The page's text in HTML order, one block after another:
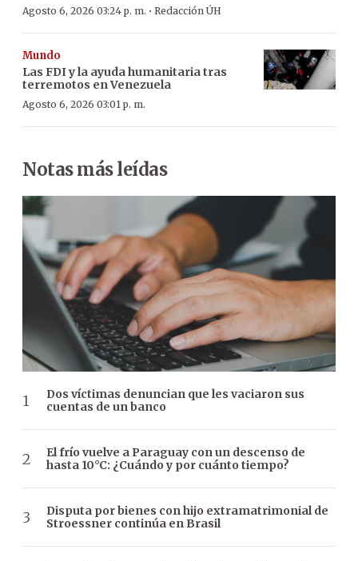
Agosto 6, 2026 03:24 p. m. · Redacción ÚH
Mundo
Las FDI y la ayuda humanitaria tras
terremotos en Venezuela
Agosto 6, 2026 03:01 p. m.
Notas más leídas
Dos víctimas denuncian que les vaciaron sus
cuentas de un banco
El frío vuelve a Paraguay con un descenso de
hasta 10°C: ¿Cuándo y por cuánto tiempo?
Disputa por bienes con hijo extramatrimonial de
Stroessner continúa en Brasil